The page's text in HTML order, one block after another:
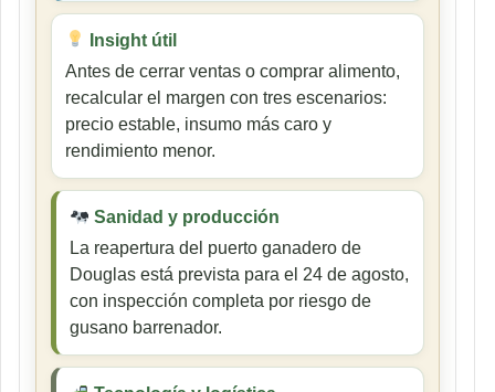
Insight útil
Antes de cerrar ventas o comprar alimento,
recalcular el margen con tres escenarios:
precio estable, insumo más caro y
rendimiento menor.
Sanidad y producción
La reapertura del puerto ganadero de
Douglas está prevista para el 24 de agosto,
con inspección completa por riesgo de
gusano barrenador.